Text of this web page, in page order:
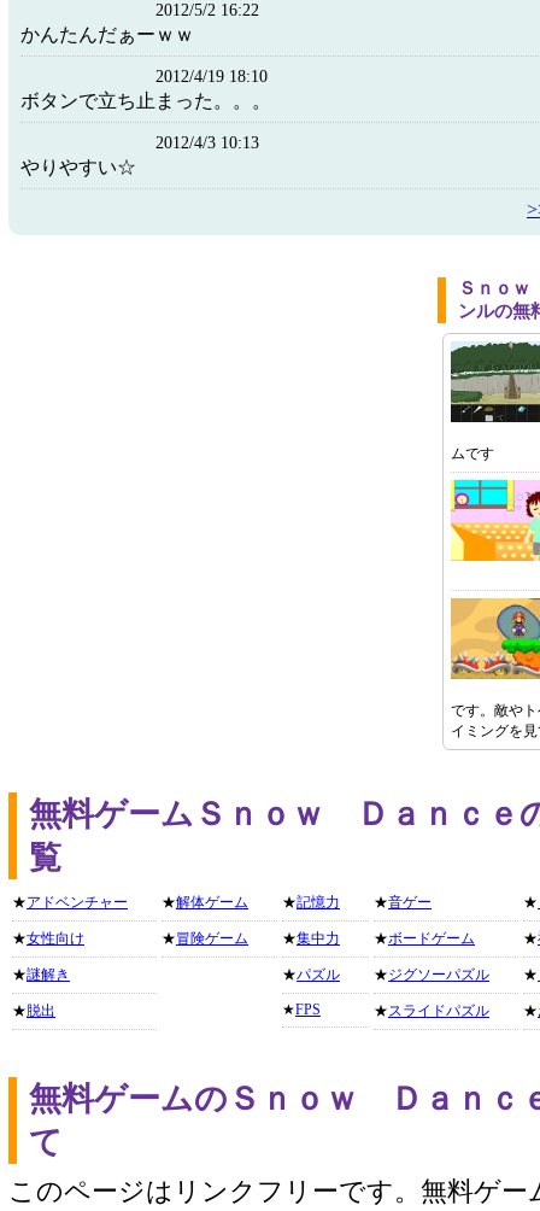
2012/5/2 16:22
かんたんだぁーｗｗ
2012/4/19 18:10
ボタンで立ち止まった。。。
2012/4/3 10:13
やりやすい☆
Ｓｎｏ
ンルの無
ムです
です。敵や
イミングを
無料ゲームＳｎｏｗ Ｄａｎｃｅ
覧
★アドベンチャー
★女性向け
★謎解き
★ 脱出
★解体ゲーム
★冒険ゲーム
★記憶力
★集中力
★パズル
★FPS
★音ゲー
★ボードゲーム
★ジグソーパズル
★スライドパズル
★
★
★
★
無料ゲームのＳｎｏｗ Ｄａｎｃ
て
このページはリンクフリーです。無料ゲー